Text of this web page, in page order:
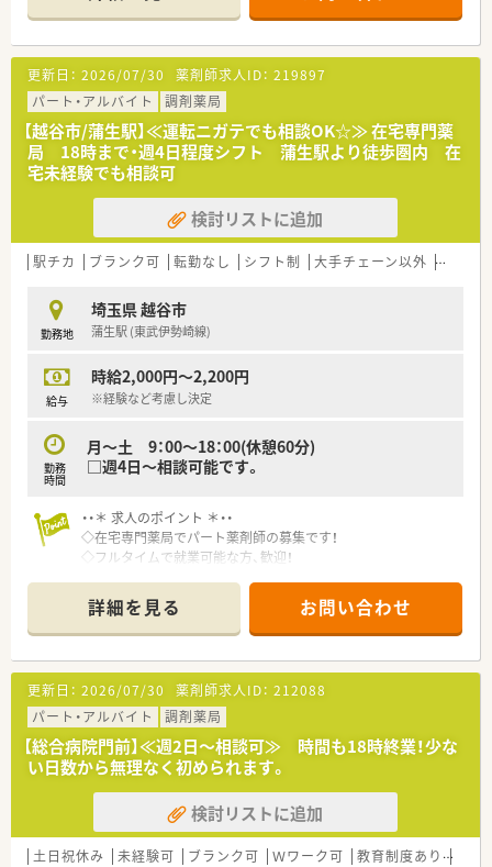
近い将来、全店舗調剤併設化にできるよう積極的に推進してい
きます。
■豊富なキャリアパスがあります！
幅広い事業を持つので、自由なキャリアパスを描くことができ
ます。
現場にこだわるスペシャリストから、本社で経営を担う幹部ま
で最大限に応援していきます。
店舗・薬局だけでなく重要なポジションも薬剤師が担当してい
ます。
■教育・研修制度
職種や職域に合わせ、豊富な社内研修や外部組織と連携した研
修を用意しています。
■福利厚生・手当
出産した後も安心して勤務ができるように時短制度の延長を
していきます。
育児休暇は3歳まで取得が可能で、時短制度は小学5年生まで
更新日： 2026/07/30 薬剤師求人ID： 219897
パート・アルバイト
調剤薬局
【越谷市/蒲生駅】≪運転ニガテでも相談OK☆≫ 在宅専門薬
局 18時まで・週4日程度シフト 蒲生駅より徒歩圏内 在
宅未経験でも相談可
検討リストに追加
駅チカ ブランク可 転勤なし シフト制 大手チェーン以外 在宅
勤務地
埼玉県 越谷市
蒲生駅 (東武伊勢崎線)
給与
時給2,000円～2,200円
※経験など考慮し決定
勤務
時間
月～土 9：00～18：00(休憩60分)
□週4日～相談可能です。
・・＊ 求人のポイント ＊・・
◇在宅専門薬局でパート薬剤師の募集です！
◇フルタイムで就業可能な方、歓迎！
◇蒲生駅（東武伊勢崎線）・南越谷駅（武蔵野線）より徒歩圏内♪
◇9～18時のシフトで残業も少なめ！
◇在宅経験は問いません！在宅に興味ある方は是非ご相談くださ
い♪
・・＊ 薬局の特徴 ＊・・
■越谷市にある在宅専門薬局です。
■外来がほとんどございませんので、在宅業務に専念できる環境
がございます。
■代表の方も現場に入られており、現場の状況に理解のある社風
です。
■ベテラン薬剤師の方が在籍されていて、安心してお仕事してい
ただけます。
■母体は薬局の他に施設運営などにも事業展開していて、安定し
詳細を見る お問い合わせ
更新日： 2026/07/30 薬剤師求人ID： 212088
パート・アルバイト
調剤薬局
【総合病院門前】≪週2日～相談可≫ 時間も18時終業！少な
い日数から無理なく初められます。
検討リストに追加
土日祝休み 未経験可 ブランク可 Ｗワーク可 教育制度あり